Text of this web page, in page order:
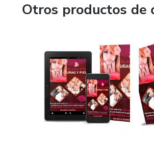
Otros productos de